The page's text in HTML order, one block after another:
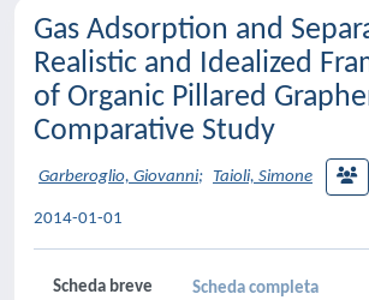
Gas Adsorption and
Realistic and Idealized
of Organic Pillared
Comparative Study
Garberoglio, Giovanni; Taioli, Simone
2014-01-01
Scheda breve Scheda completa